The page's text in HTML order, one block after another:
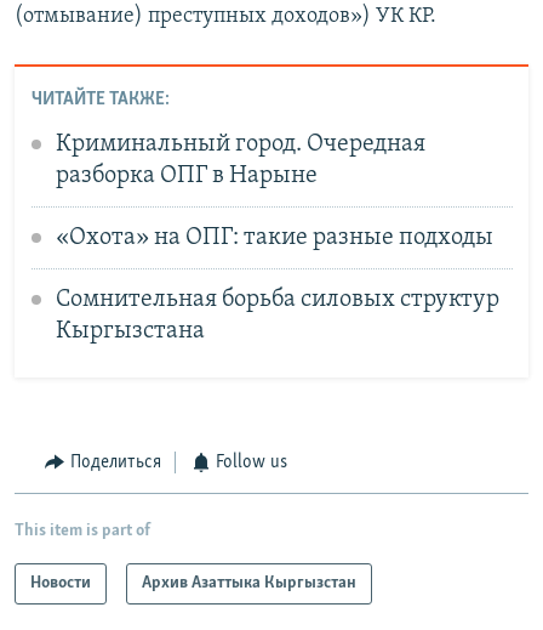
(отмывание) преступных доходов») УК КР.
ЧИТАЙТЕ ТАКЖЕ:
Криминальный город. Очередная
разборка ОПГ в Нарыне
«Охота» на ОПГ: такие разные подходы
Сомнительная борьба силовых структур
Кыргызстана
Поделиться Follow us
This item is part of
Новости Архив Азаттыка Кыргызстан